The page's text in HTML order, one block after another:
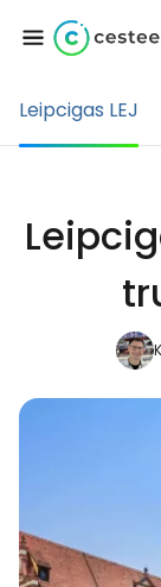
Leipcigas LEJ
...